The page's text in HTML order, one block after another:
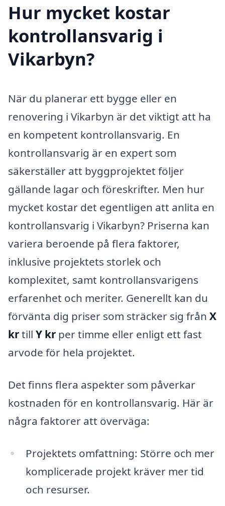
Hur mycket kostar
kontrollansvarig i
Vikarbyn?
När du planerar ett bygge eller en
renovering i Vikarbyn är det viktigt att ha
en kompetent kontrollansvarig. En
kontrollansvarig är en expert som
säkerställer att byggprojektet följer
gällande lagar och föreskrifter. Men hur
mycket kostar det egentligen att anlita en
kontrollansvarig i Vikarbyn? Priserna kan
variera beroende på flera faktorer,
inklusive projektets storlek och
komplexitet, samt kontrollansvarigens
erfarenhet och meriter. Generellt kan du
förvänta dig priser som sträcker sig från X
krtill Y kr per timme eller enligt ett fast
arvode för hela projektet.
Det finns flera aspekter som påverkar
kostnaden för en kontrollansvarig. Här är
några faktorer att överväga:
Projektets omfattning: Större och mer
komplicerade projekt kräver mer tid
och resurser.